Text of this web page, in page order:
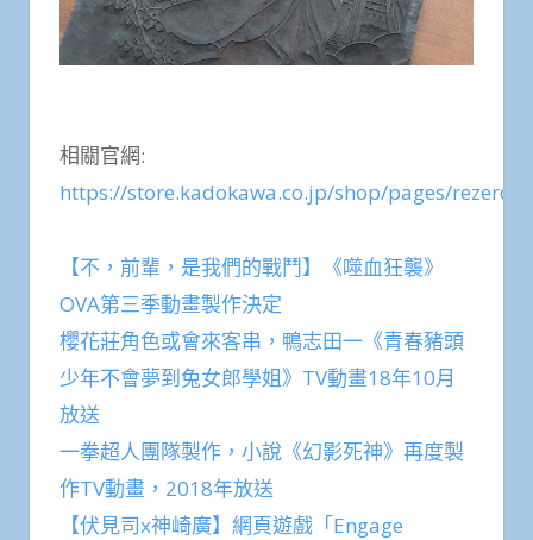
相關官網:
https://store.kadokawa.co.jp/shop/pages/
【不，前輩，是我們的戰鬥】《噬血狂襲》
OVA第三季動畫製作決定
櫻花莊角色或會來客串，鴨志田一《青春豬頭
少年不會夢到兔女郎學姐》TV動畫18年10月
放送
一拳超人團隊製作，小說《幻影死神》再度製
作TV動畫，2018年放送
【伏見司x神崎廣】網頁遊戲「Engage